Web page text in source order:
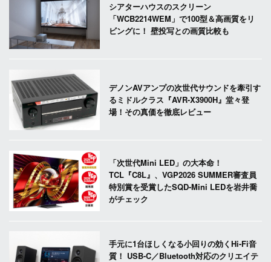
シアターハウスのスクリーン
「WCB2214WEM」で100型＆高画質をリ
ビングに！ 壁投写との画質比較も
デノンAVアンプの次世代サウンドを牽引す
るミドルクラス『AVR-X3900H』堂々登
場！その真価を徹底レビュー
「次世代Mini LED」の大本命！
TCL『C8L』、VGP2026 SUMMER審査員
特別賞を受賞したSQD-Mini LEDを岩井喬
がチェック
手元に1台ほしくなる小回りの効くHi-Fi音
質！ USB-C／Bluetooth対応のクリエイテ